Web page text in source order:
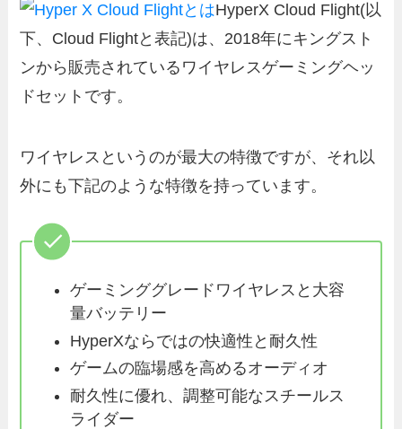
HyperX Cloud Flight(以
下、Cloud Flightと表記)は、2018年にキングスト
ンから販売されているワイヤレスゲーミングヘッ
ドセットです。
ワイヤレスというのが最大の特徴ですが、それ以
外にも下記のような特徴を持っています。
ゲーミンググレードワイヤレスと大容
量バッテリー
HyperXならではの快適性と耐久性
ゲームの臨場感を高めるオーディオ
耐久性に優れ、調整可能なスチールス
ライダー